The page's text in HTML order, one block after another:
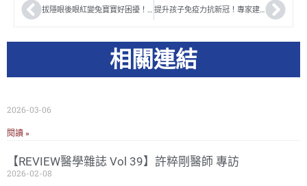
拔隱眼後眼紅變兔寶寶好困擾！眼科醫師解析「這些原因」易致眼睛紅 提升孩子免疫力抗新冠！專家建議，從新生兒就開始努力養好「腸道菌群」
相關連結
2026-03-06
閱讀 »
【REVIEW醫學雜誌 Vol 39】許粹剛醫師 專訪
2026-02-08